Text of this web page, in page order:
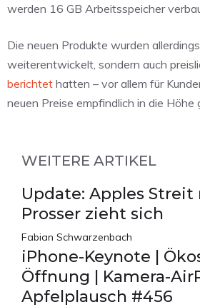
werden 16 GB Arbeitsspeicher
Die neuen Produkte wurden
weiterentwickelt, sondern auch
berichtet hatten – vor allem für
neuen Preise empfindlich in die Höhe
WEITERE ARTIKEL
Update: Apples
Prosser zieht sich
Fabian Schwarzenbach
iPhone-Keynote |
Öffnung | Kamera-
Apfelplausch #456